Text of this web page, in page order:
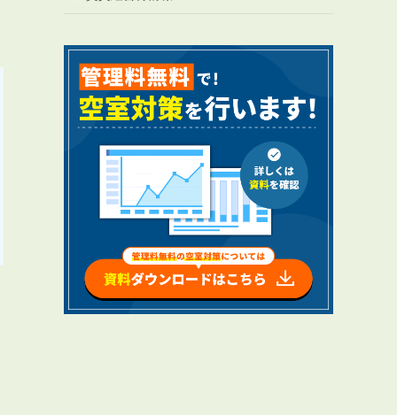
RENTALアブレイズの賃貸管理
管理料無料について
４つの強み
報酬と独自の保証内容
手続きの流れ
賃料査定について